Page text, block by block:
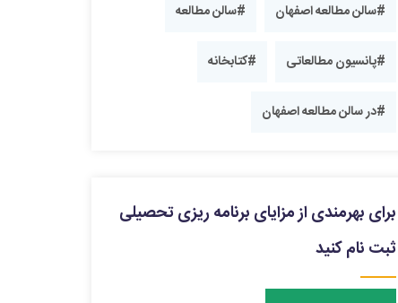
#سالن مطالعه اصفهان #سالن مطالعه
#پانسیون مطالعاتی #کتابخانه
#در سالن مطالعه اصفهان
برای بهرمندی از مزایای برنامه ریزی تحصیلی
ثبت نام کنید